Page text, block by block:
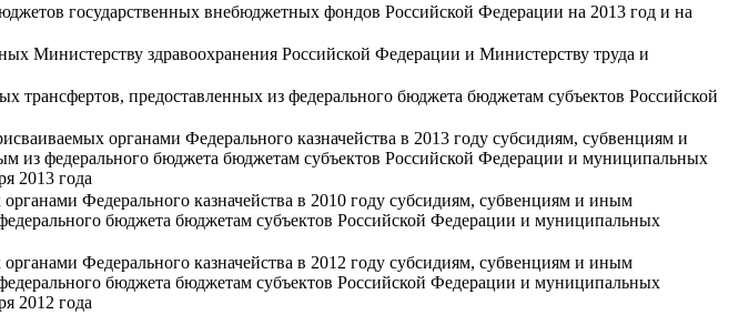
государственных внебюджетных фондов Российской Федерации на 2013 год и на
Министерству здравоохранения Российской Федерации и Министерству труда и
трансфертов, предоставленных из федерального бюджета бюджетам субъектов Российской
органами Федерального казначейства в 2013 году субсидиям, субвенциям и
федерального бюджета бюджетам субъектов Российской Федерации и муниципальных
2013 года
Федерального казначейства в 2010 году субсидиям, субвенциям и иным
бюджета бюджетам субъектов Российской Федерации и муниципальных
Федерального казначейства в 2012 году субсидиям, субвенциям и иным
бюджета бюджетам субъектов Российской Федерации и муниципальных
2012 года